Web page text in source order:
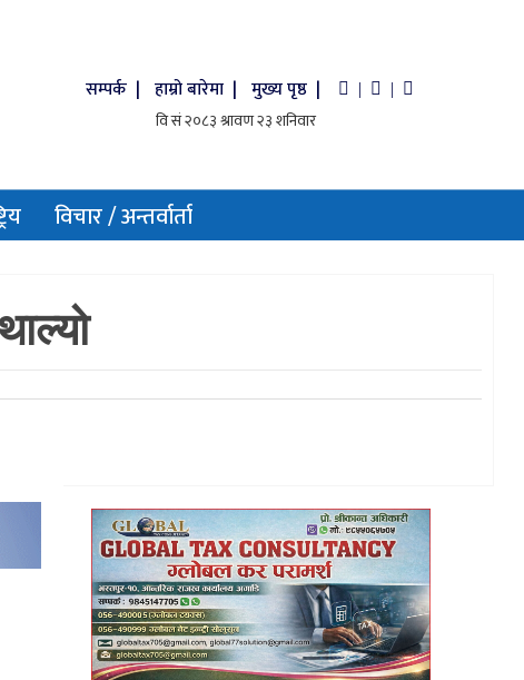
सम्पर्क | हाम्रो बारेमा | मुख्य पृष्ठ | | |
विचार / अन्तर्वार्ता